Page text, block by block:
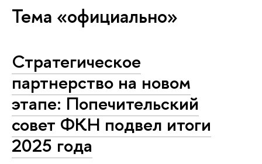
Тема «официально»
Стратегическое
партнерство на новом
этапе: Попечительский
совет ФКН подвел итоги
2025 года